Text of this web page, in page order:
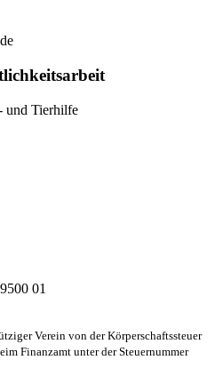
und Tierhilfe
01
Verein von der Körperschaftssteuer
Finanzamt unter der Steuernummer